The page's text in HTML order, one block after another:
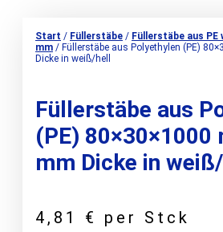
Start / Füllerstäbe / Füllerstäbe aus PE
mm / Füllerstäbe aus Polyethylen (PE)
Dicke in weiß/hell
Füllerstäbe aus
(PE) 80×30×1000
mm Dicke in
4,81 € per Stck